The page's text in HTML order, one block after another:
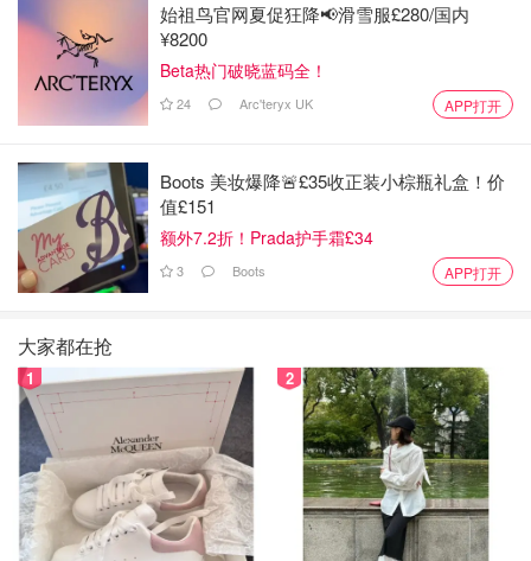
始祖鸟官网夏促狂降📢滑雪服£280/国内
¥8200
Beta热门破晓蓝码全！
24 Arc'teryx UK APP打开
Boots 美妆爆降🚨£35收正装小棕瓶礼盒！价
值£151
额外7.2折！Prada护手霜£34
3 Boots APP打开
大家都在抢
1 2